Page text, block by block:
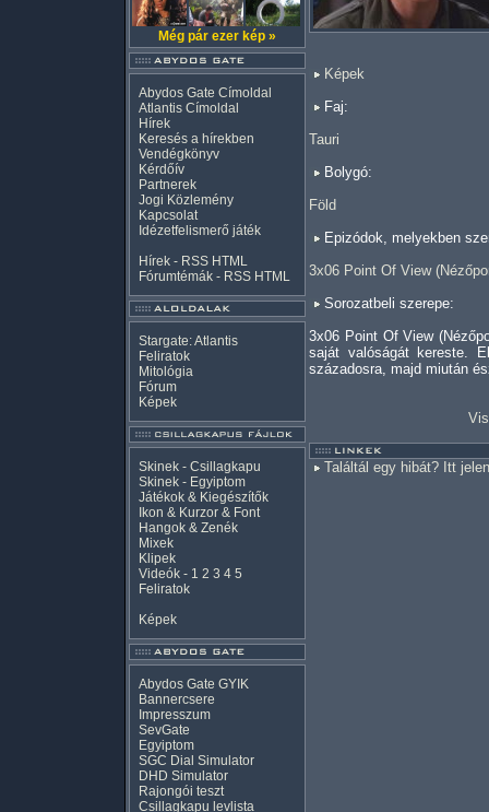
Még pár ezer kép »
Abydos Gate Címoldal
Atlantis Címoldal
Hírek
Keresés a hírekben
Vendégkönyv
Kérdőív
Partnerek
Jogi Közlemény
Kapcsolat
Idézetfelismerő játék
Hírek - RSS HTML
Fórumtémák - RSS HTML
Stargate: Atlantis
Feliratok
Mitológia
Fórum
Képek
Skinek - Csillagkapu
Skinek - Egyiptom
Játékok & Kiegészítők
Ikon & Kurzor & Font
Hangok & Zenék
Mixek
Klipek
Videók - 1 2 3 4 5
Feliratok
Képek
Abydos Gate GYIK
Bannercsere
Impresszum
SevGate
Egyiptom
SGC Dial Simulator
DHD Simulator
Rajongói teszt
Csillagkapu levlista
Képek
Faj:
Tauri
Bolygó:
Föld
Epizódok, melyekben
3x06 Point Of View
Sorozatbeli szerepe:
3x06 Point Of View
saját valóságát kereste.
századosra, majd miután
Találtál egy hibát? Itt